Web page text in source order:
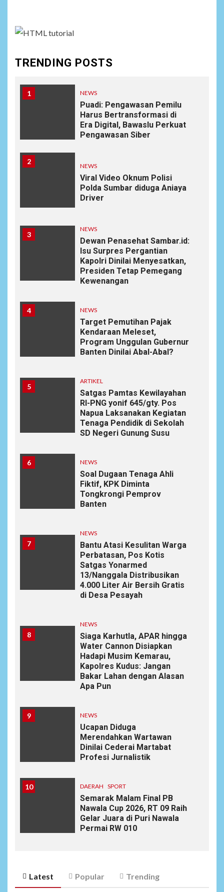
TRENDING POSTS
1 NEWS
Puadi: Pengawasan Pemilu
Harus Bertransformasi di
Era Digital, Bawaslu Perkuat
Pengawasan Siber
2
NEWS
Viral Video Oknum Polisi
Polda Sumbar diduga Aniaya
Driver
3
NEWS
Dewan Penasehat Sambar.id:
Isu Surpres Pergantian
Kapolri Dinilai Menyesatkan,
Presiden Tetap Pemegang
Kewenangan
4 NEWS
Target Pemutihan Pajak
Kendaraan Meleset,
Program Unggulan Gubernur
Banten Dinilai Abal-Abal?
5
ARTIKEL
Satgas Pamtas Kewilayahan
RI-PNG yonif 645/gty. Pos
Napua Laksanakan Kegiatan
Tenaga Pendidik di Sekolah
SD Negeri Gunung Susu
6 NEWS
Soal Dugaan Tenaga Ahli
Fiktif, KPK Diminta
Tongkrongi Pemprov
Banten
7
NEWS
Bantu Atasi Kesulitan Warga
Perbatasan, Pos Kotis
Satgas Yonarmed
13/Nanggala Distribusikan
4.000 Liter Air Bersih Gratis
di Desa Pesayah
8
NEWS
Siaga Karhutla, APAR hingga
Water Cannon Disiapkan
Hadapi Musim Kemarau,
Kapolres Kudus: Jangan
Bakar Lahan dengan Alasan
Apa Pun
9 NEWS
Ucapan Diduga
Merendahkan Wartawan
Dinilai Cederai Martabat
Profesi Jurnalistik
10 DAERAH SPORT
Semarak Malam Final PB
Nawala Cup 2026, RT 09 Raih
Gelar Juara di Puri Nawala
Permai RW 010
Latest Popular Trending